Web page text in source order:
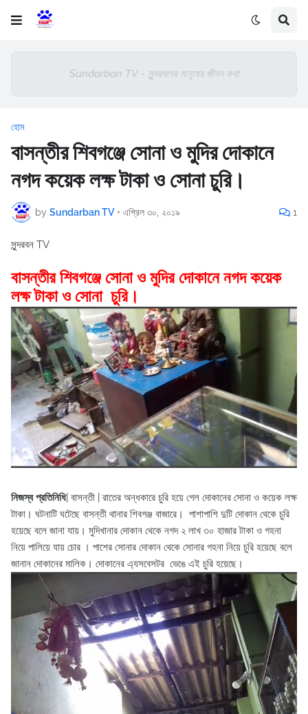
Sundarban TV - সুন্দরবনের মানুষের জীবন কথা
হোম
বাসন্তীর শিবগঞ্জে সোনা ও মুদির দোকানে
নগদ কয়েক লক্ষ টাকা ও সোনা চুরি।
by Sundarban TV • এপ্রিল ৩০, ২০১৯ 1
সুন্দরবন TV
বাসন্তীর শিবগঞ্জে সোনা ও মুদির দোকানে নগদ কয়েক
লক্ষ টাকা ও সোনা চুরি।
নিজস্ব প্রতিনিধি| বাসন্তী | রাতের অন্ধকারে চুরি হয়ে গেল দোকানের সোনা ও কয়েক লক্ষ
টাকা। ঘটনাটি ঘটেছে বাসন্তী থানার শিবগঞ্জ বাজারে। পাশাপাশি দুটি দোকান থেকে চুরি
হয়েছে বলে জানা যায়। মুদিখানার দোকান থেকে নগদ ২ লাখ ৩০ হাজার টাকা ও গহনা
নিয়ে পালিয়ে যায় চোর । পাশের সোনার দোকান থেকে সোনার গহনা নিয়ে চুরি হয়েছে বলে
জানান দোকানের মালিক। দোকানের এ্যসবেসটর ভেঙে এই চুরি হয়েছে।